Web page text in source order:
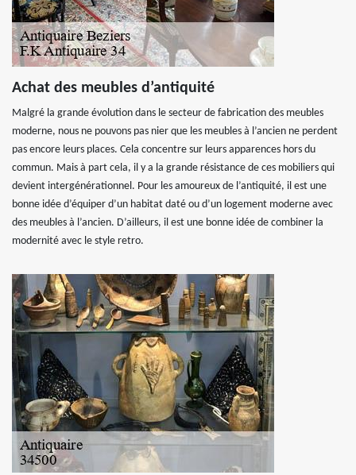
Achat des meubles d’antiquité
Malgré la grande évolution dans le secteur de fabrication des meubles
moderne, nous ne pouvons pas nier que les meubles à l’ancien ne perdent
pas encore leurs places. Cela concentre sur leurs apparences hors du
commun. Mais à part cela, il y a la grande résistance de ces mobiliers qui
devient intergénérationnel. Pour les amoureux de l’antiquité, il est une
bonne idée d’équiper d’un habitat daté ou d’un logement moderne avec
des meubles à l’ancien. D’ailleurs, il est une bonne idée de combiner la
modernité avec le style retro.